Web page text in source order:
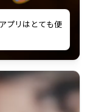
域外からも見
！